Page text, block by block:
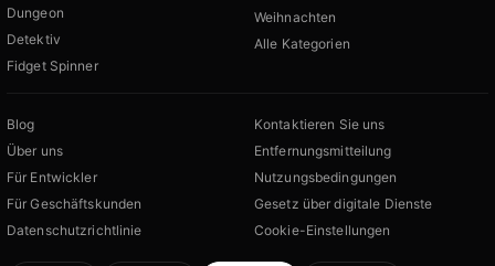
Dungeon
Detektiv
Fidget Spinner
Weihnachten
Alle Kategorien
Blog
Über uns
Für Entwickler
Für Geschäftskunden
Datenschutzrichtlinie
Kontaktieren Sie uns
Entfernungsmitteilung
Nutzungsbedingungen
Gesetz über digitale Dienste
Cookie-Einstellungen